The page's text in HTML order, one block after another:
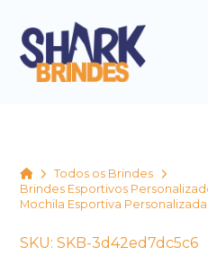
HomeTodos os Brindes
Brindes Esportivos
Mochila Esportiva Personalizada
SKU: SKB-3d42ed7dc5c6